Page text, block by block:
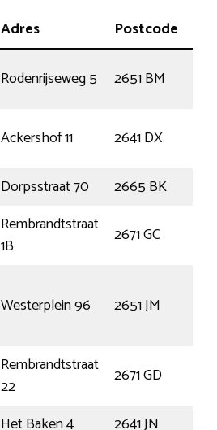
Adres Postcode
Rodenrijseweg 5 2651 BM
Ackershof 11 2641 DX
Dorpsstraat 70 2665 BK
Rembrandtstraat
1B
2671 GC
Westerplein 96 2651 JM
Rembrandtstraat
22
2671 GD
Het Baken 4 2641 JN